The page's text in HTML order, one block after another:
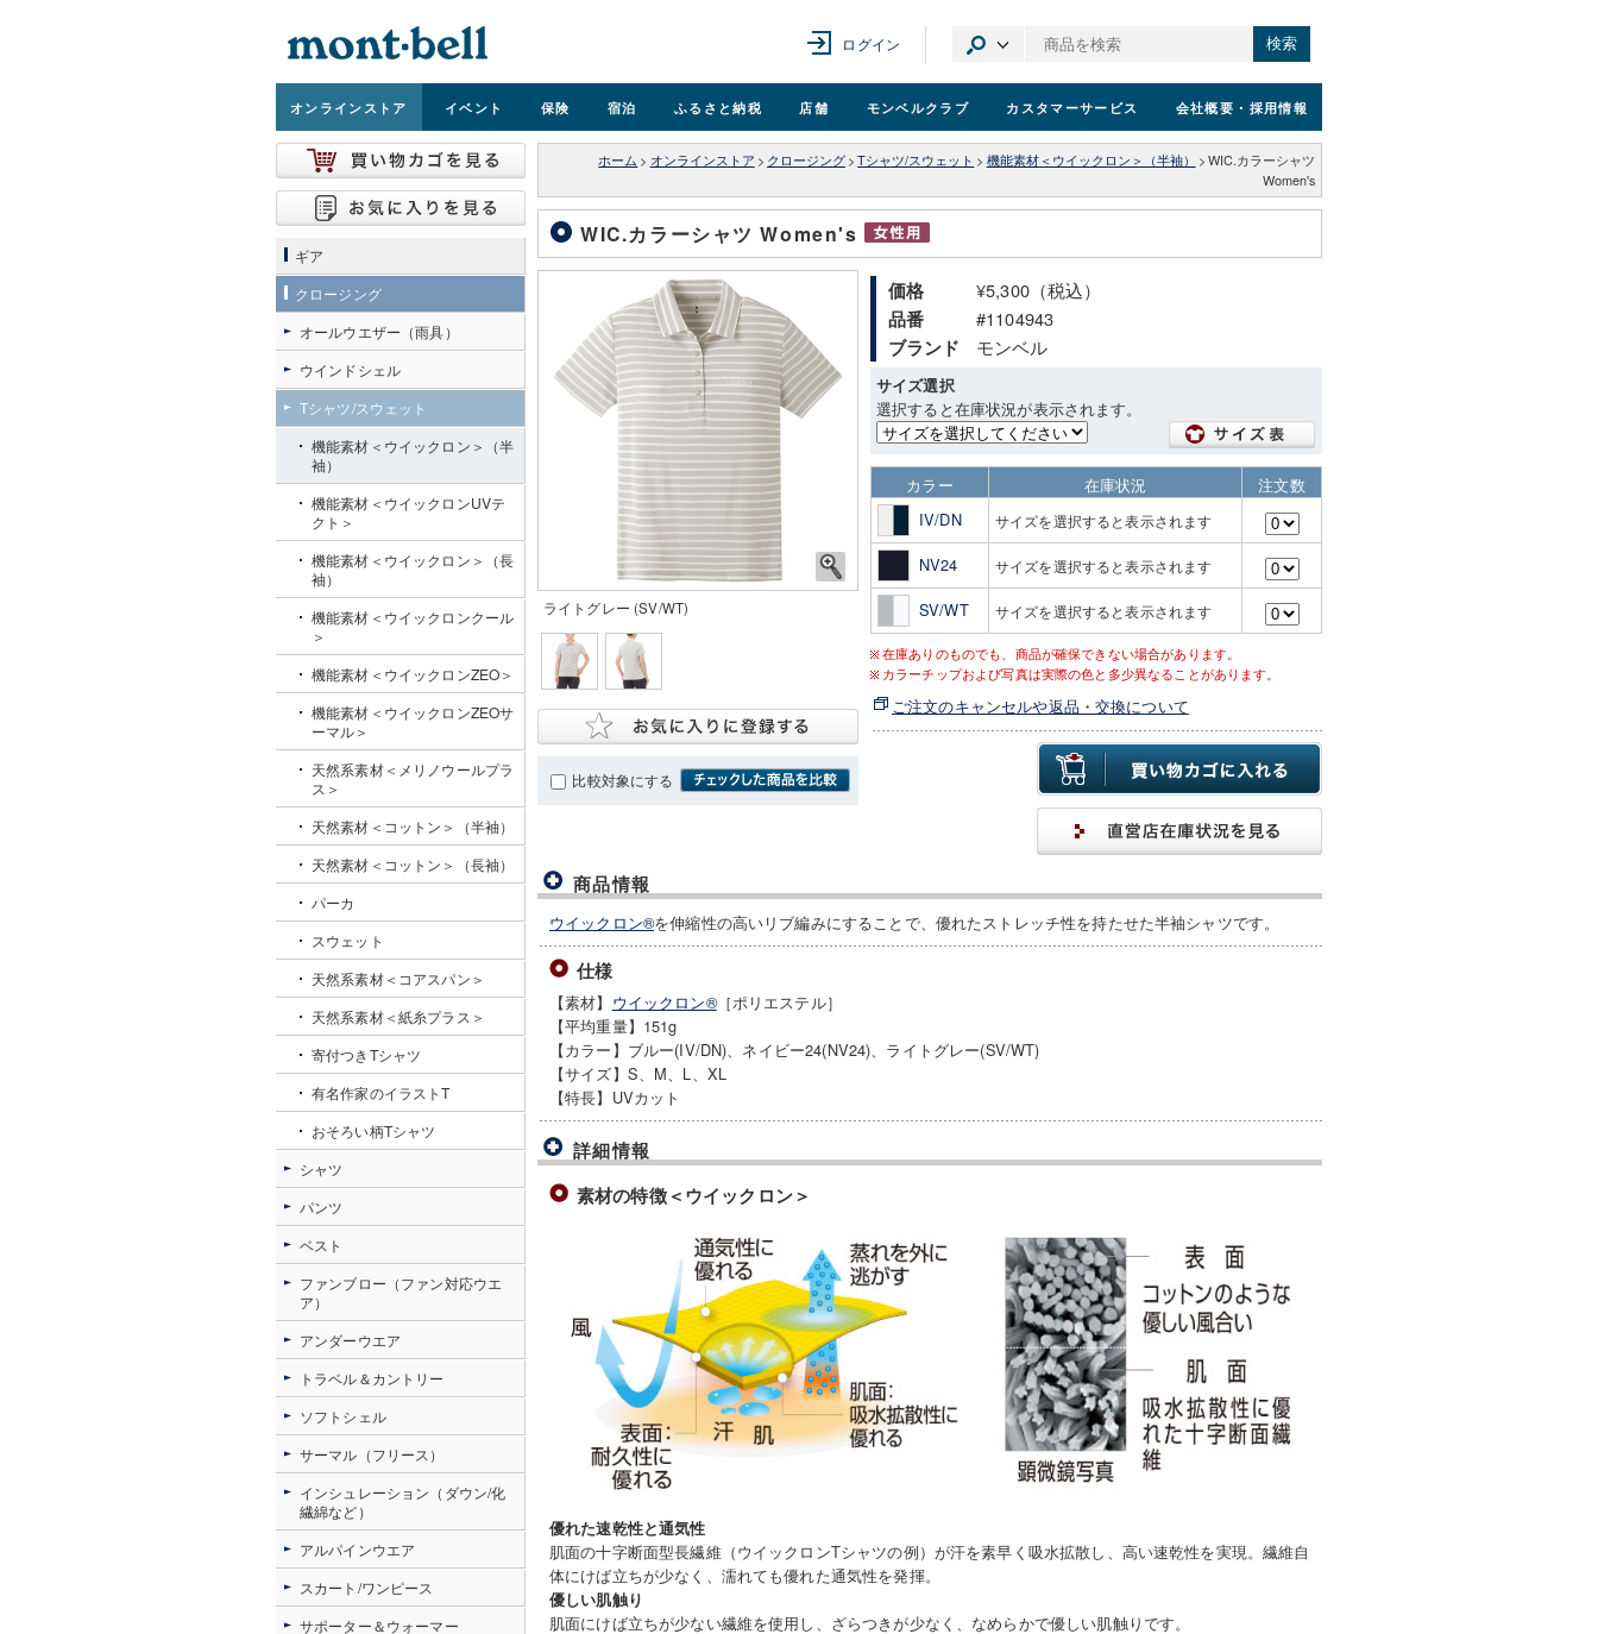
ログイン 検索
オンラインストア イベント 保険 宿泊 ふるさと納税 店舗 モンベルクラブ カスタマーサービス 会社概要 ・採用情報
ホーム > オンラインストア > クロージング > Tシャツ/スウェット > 機能素材＜ウイックロン＞（半袖） > WIC.カラーシャツ
Women's
WIC.カラーシャツ Women's
ライトグレー (SV/WT)
比較対象にする
価格 ¥5,300（税込）
品番 #1104943
ブランド モンベル
サイズ選択
選択すると在庫状況が表示されます。
カラー 在庫状況
注文数
IV/DN
サイズを選択すると表示されます
NV24 サイズを選択すると表示されます
SV/WT サイズを選択すると表示されます
在庫ありのものでも、商品が確保できない場合があります。
カラーチップおよび写真は実際の色と多少異なることがあります。
ご注文のキャンセルや返品・交換について
商品情報
ウイックロン®を伸縮性の高いリブ編みにすることで、優れたストレッチ性を持たせた半袖シャツです。
仕様
【素材】 ウイックロン®［ポリエステル］
【平均重量】151g
【カラー】ブルー(IV/DN)、ネイビー24(NV24)、ライトグレー(SV/WT)
【サイズ】S、M、L、XL
【特長】UVカット
詳細情報
素材の特徴＜ウイックロン＞
優れた速乾性と通気性
肌面の十字断面型長繊維（ウイックロンTシャツの例）が汗を素早く吸水拡散し、高い速乾性を実現。繊維自
体にけば立ちが少なく、濡れても優れた通気性を発揮。
優しい肌触り
肌面にけば立ちが少ない繊維を使用し、ざらつきが少なく、なめらかで優しい肌触りです。
ギア
クロージング
オールウエザー（雨具）
ウインドシェル
Tシャツ/スウェット
機能素材＜ウイックロン＞（半
袖）
機能素材＜ウイックロンUVテ
クト＞
機能素材＜ウイックロン＞（長
袖）
機能素材＜ウイックロンクール
＞
機能素材＜ウイックロンZEO＞
機能素材＜ウイックロンZEOサ
ーマル＞
天然系素材＜メリノウールプラ
ス＞
天然素材＜コットン＞（半袖）
天然素材＜コットン＞（長袖）
パーカ
スウェット
天然系素材＜コアスパン＞
天然系素材＜紙糸プラス＞
寄付つきTシャツ
有名作家のイラストT
おそろい柄Tシャツ
シャツ
パンツ
ベスト
ファンブロー（ファン対応ウエ
ア）
アンダーウエア
トラベル＆カントリー
ソフトシェル
サーマル（フリース）
インシュレーション（ダウン/化
繊綿など）
アルパインウエア
スカート/ワンピース
サポーター＆ウォーマー